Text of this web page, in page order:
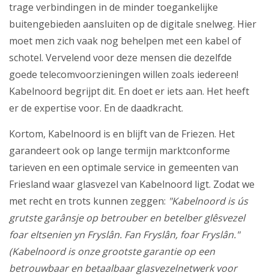
trage verbindingen in de minder toegankelijke
buitengebieden aansluiten op de digitale snelweg. Hier
moet men zich vaak nog behelpen met een kabel of
schotel. Vervelend voor deze mensen die dezelfde
goede telecomvoorzieningen willen zoals iedereen!
Kabelnoord begrijpt dit. En doet er iets aan. Het heeft
er de expertise voor. En de daadkracht.
Kortom, Kabelnoord is en blijft van de Friezen. Het
garandeert ook op lange termijn marktconforme
tarieven en een optimale service in gemeenten van
Friesland waar glasvezel van Kabelnoord ligt. Zodat we
met recht en trots kunnen zeggen: "Kabelnoord is ús
grutste garânsje op betrouber en betelber glêsvezel
foar eltsenien yn Fryslân. Fan Fryslân, foar Fryslân."
(Kabelnoord is onze grootste garantie op een
betrouwbaar en betaalbaar glasvezelnetwerk voor